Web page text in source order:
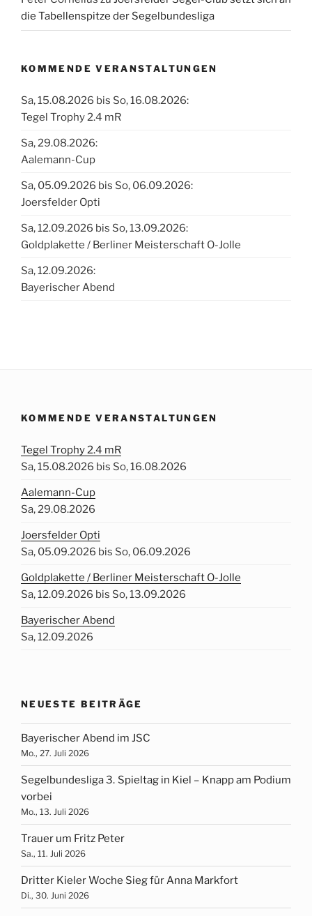
die Tabellenspitze der Segelbundesliga
KOMMENDE VERANSTALTUNGEN
Sa, 15.08.2026 bis So, 16.08.2026:
Tegel Trophy 2.4 mR
Sa, 29.08.2026:
Aalemann-Cup
Sa, 05.09.2026 bis So, 06.09.2026:
Joersfelder Opti
Sa, 12.09.2026 bis So, 13.09.2026:
Goldplakette / Berliner Meisterschaft O-Jolle
Sa, 12.09.2026:
Bayerischer Abend
KOMMENDE VERANSTALTUNGEN
Tegel Trophy 2.4 mR
Sa, 15.08.2026 bis So, 16.08.2026
Aalemann-Cup
Sa, 29.08.2026
Joersfelder Opti
Sa, 05.09.2026 bis So, 06.09.2026
Goldplakette / Berliner Meisterschaft O-Jolle
Sa, 12.09.2026 bis So, 13.09.2026
Bayerischer Abend
Sa, 12.09.2026
NEUESTE BEITRÄGE
Bayerischer Abend im JSC
Mo., 27. Juli 2026
Segelbundesliga 3. Spieltag in Kiel – Knapp am Podium
vorbei
Mo., 13. Juli 2026
Trauer um Fritz Peter
Sa., 11. Juli 2026
Dritter Kieler Woche Sieg für Anna Markfort
Di., 30. Juni 2026